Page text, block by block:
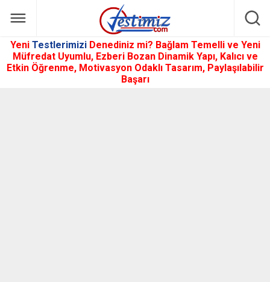
Yeni Testlerimizi Denediniz mi? Bağlam Temelli ve Yeni
Müfredat Uyumlu, Ezberi Bozan Dinamik Yapı, Kalıcı ve
Etkin Öğrenme, Motivasyon Odaklı Tasarım, Paylaşılabilir
Başarı